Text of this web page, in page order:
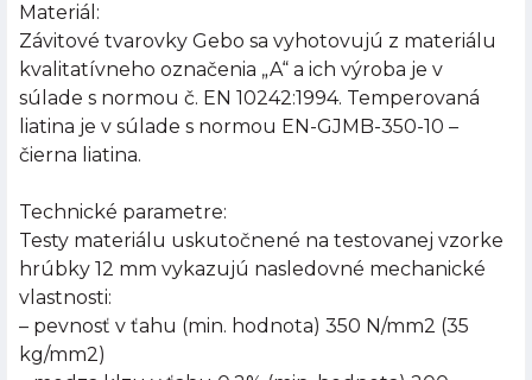
Materiál:
Závitové tvarovky Gebo sa vyhotovujú z materiálu
kvalitatívneho označenia „A“ a ich výroba je v
súlade s normou č. EN 10242:1994. Temperovaná
liatina je v súlade s normou EN-GJMB-350-10 –
čierna liatina.
Technické parametre:
Testy materiálu uskutočnené na testovanej vzorke
hrúbky 12 mm vykazujú nasledovné mechanické
vlastnosti:
– pevnosť v ťahu (min. hodnota) 350 N/mm2 (35
kg/mm2)